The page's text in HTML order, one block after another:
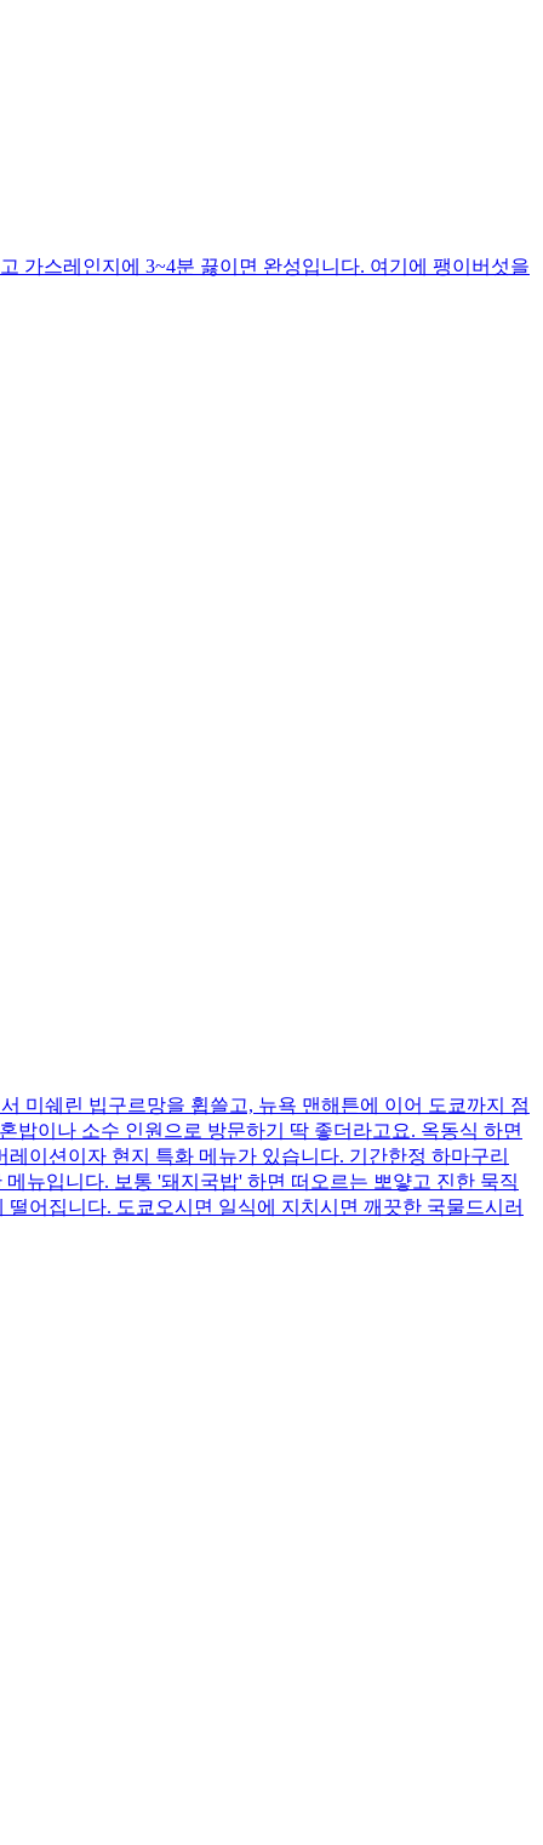
가스레인지에 3~4분 끓이면 완성입니다. 여기에 팽이버섯을
미쉐린 빕구르망을 휩쓸고, 뉴욕 맨해튼에 이어 도쿄까지 점
밥이나 소수 인원으로 방문하기 딱 좋더라고요. 옥동식 하면
이션이자 현지 특화 메뉴가 있습니다. 기간한정 하마구리
뉴입니다. 보통 '돼지국밥' 하면 떠오르는 뽀얗고 진한 묵직
어집니다. 도쿄오시면 일식에 지치시면 깨끗한 국물드시러